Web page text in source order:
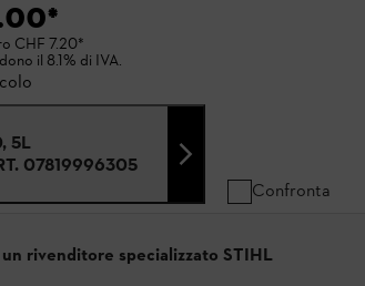
*
CHF 7.20*
il 8.1% di IVA.
5L
07819996305
Confronta
rivenditore specializzato STIHL